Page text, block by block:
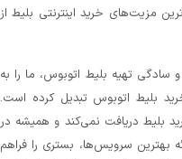
مزیت‌های خرید اینترنتی بلیط از
در کنار پشتیبانی‌ ۲۴ ساعته و سادگی تهیه بلیط اتوبوس، ما را به
بلیط اتوبوس تبدیل کرده است.
خرید بلیط دریافت نمی‌کند و همیشه در
بهترین سرویس‌ها، بستری را فراهم